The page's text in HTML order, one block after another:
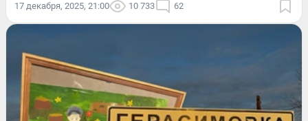
17 декабря, 2025, 21:00 10 733 62